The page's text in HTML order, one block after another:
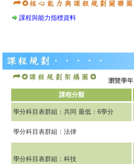
課程與能力指標資料
瀏覽學
課程分類
學分科目表群組：共同 最低：6學分
學分科目表群組：法律
學分科目表群組：科技